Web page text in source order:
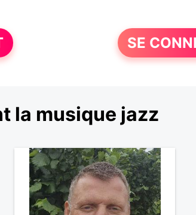
SE
la musique jazz